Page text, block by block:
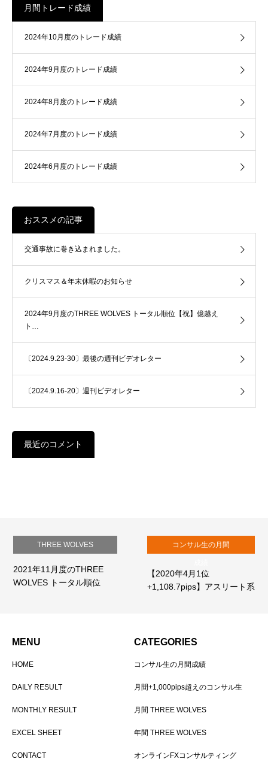
月間トレード成績
2024年10月度のトレード成績
2024年9月度のトレード成績
2024年8月度のトレード成績
2024年7月度のトレード成績
2024年6月度のトレード成績
おススメの記事
交通事故に巻き込まれました。
クリスマス＆年末休暇のお知らせ
2024年9月度のTHREE WOLVES トータル順位【祝】億越え
ト…
〔2024.9.23-30〕最後の週刊ビデオレター
〔2024.9.16-20〕週刊ビデオレター
最近のコメント
THREE WOLVES
2021年11月度のTHREE
WOLVES トータル順位
コンサル生の月間
【2020年4月1位
+1,108.7pips】アスリート系
MENU
HOME
DAILY RESULT
MONTHLY RESULT
EXCEL SHEET
CONTACT
CATEGORIES
コンサル生の月間成績
月間+1,000pips超えのコンサル生
月間 THREE WOLVES
年間 THREE WOLVES
オンラインFXコンサルティング